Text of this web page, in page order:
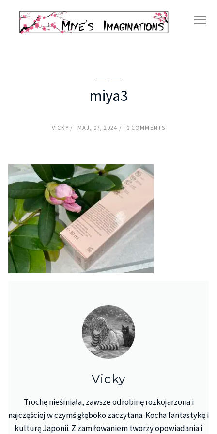
miya3
VICKY MAJ, 07, 2024 0 COMMENTS
Vicky
Trochę nieśmiała, zawsze odrobinę rozkojarzona i
najczęściej w czymś głęboko zaczytana. Kocha fantastykę i
kulturę Japonii. Z zamiłowaniem tworzy opowiadania i